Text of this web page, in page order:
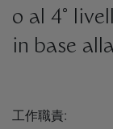
o al 4°
in base
工作職責: